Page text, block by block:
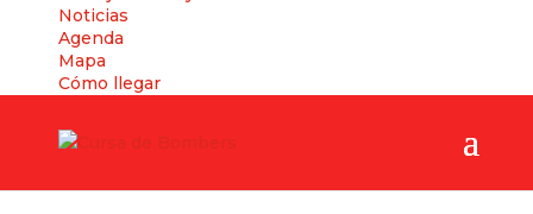
Noticias
Agenda
Mapa
Cómo llegar